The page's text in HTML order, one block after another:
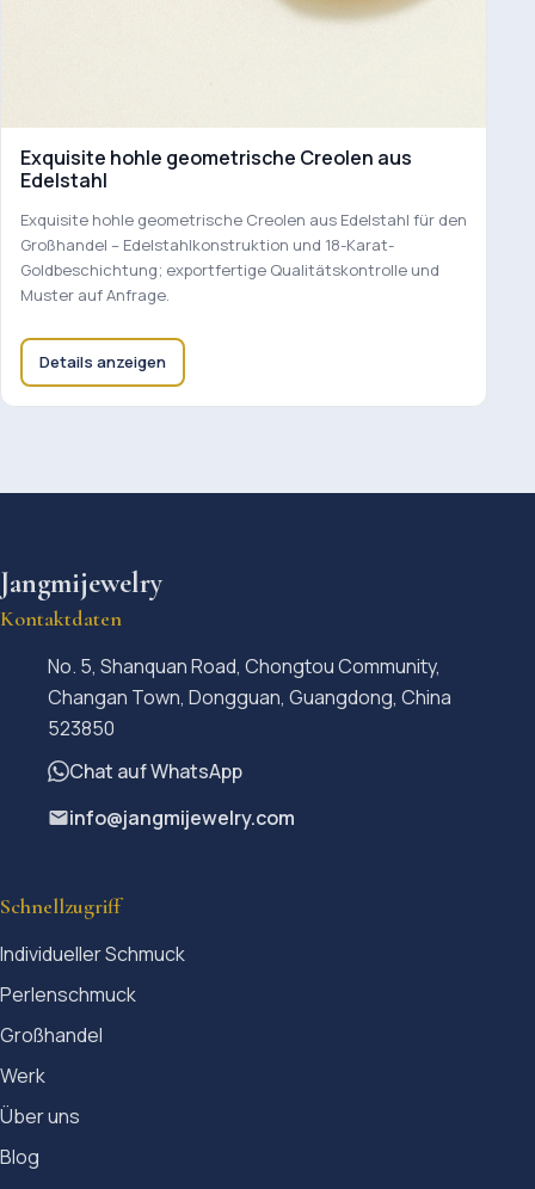
Exquisite hohle geometrische Creolen aus
Edelstahl
Exquisite hohle geometrische Creolen aus Edelstahl für den
Großhandel – Edelstahlkonstruktion und 18-Karat-
Goldbeschichtung; exportfertige Qualitätskontrolle und
Muster auf Anfrage.
Details anzeigen
Jangmijewelry
Kontaktdaten
No. 5, Shanquan Road, Chongtou Community,
Changan Town, Dongguan, Guangdong, China
523850
Chat auf WhatsApp
info@jangmijewelry.com
Schnellzugriff
Individueller Schmuck
Perlenschmuck
Großhandel
Werk
Über uns
Blog